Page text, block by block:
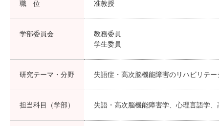
職 位 准教授
学部委員会
教務委員
学生委員
研究テーマ・分野 失語症・高次脳機能障害のリハビリテ
担当科目（学部） 失語・高次脳機能障害学、心理言語学